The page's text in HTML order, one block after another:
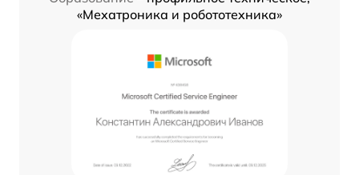
«Мехатроника и робототехника»